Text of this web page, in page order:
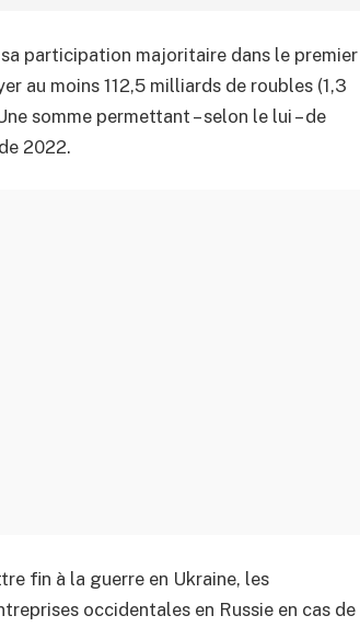
participation majoritaire dans le premier
au moins 112,5 milliards de roubles (1,3
somme permettant – selon le lui – de
2022.
fin à la guerre en Ukraine, les
occidentales en Russie en cas de